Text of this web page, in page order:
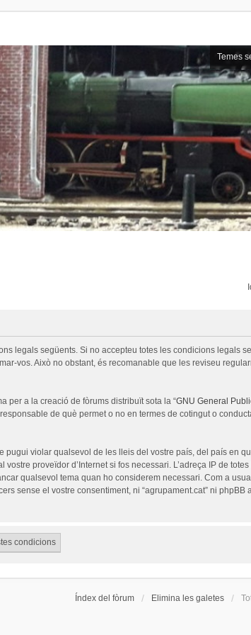
Temes
legals següents. Si no accepteu totes les condicions legals
vos. Això no obstant, és recomanable que les reviseu
per a la creació de fòrums distribuït sota la “GNU General
de què permet o no en termes de cotingut o
violar qualsevol de les lleis del vostre país, del país en
proveïdor d’Internet si fos necessari. L’adreça IP de
qualsevol tema quan ho considerem necessari. Com a
sense el vostre consentiment, ni “agrupament.cat” ni phpBB
Índex del fòrum Elimina les galetes